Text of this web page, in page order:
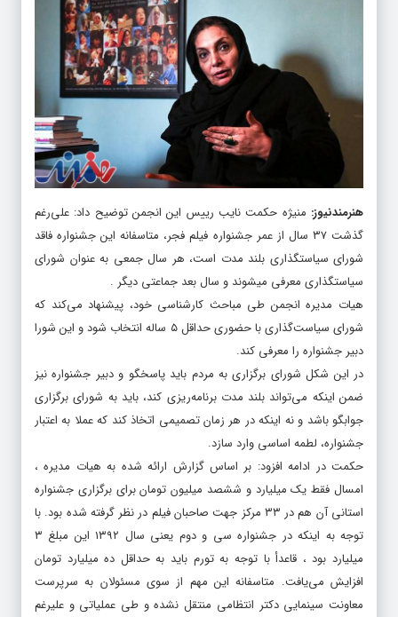
هنرمندنیوز: منیژه حکمت نایب رییس این انجمن توضیح داد: علی‌رغم
گذشت ۳۷ سال از عمر جشنواره فیلم فجر، متاسفانه این جشنواره فاقد
شورای سیاستگذاری بلند مدت است، هر سال جمعی به عنوان شورای
سیاستگذاری معرفی میشوند و سال بعد جماعتی دیگر .
هیات مدیره انجمن طی مباحث کارشناسی خود، پیشنهاد می‌کند که
شورای سیاست‌گذاری با حضوری حداقل ۵ ساله انتخاب شود و این شورا
دبیر جشنواره را معرفی کند.
در این شکل شورای برگزاری به مردم باید پاسخگو و دبیر جشنواره نیز
ضمن اینکه می‌تواند بلند مدت برنامه‌ریزی کند، باید به شورای برگزاری
جوابگو باشد و نه اینکه در هر زمان تصمیمی اتخاذ کند که عملا به اعتبار
جشنواره، لطمه اساسی وارد سازد.
حکمت در ادامه افزود: بر اساس گزارش ارائه شده به هیات مدیره ،
امسال فقط یک میلیارد و ششصد میلیون تومان برای برگزاری جشنواره
استانی آن هم در ۳۳ مرکز جهت صاحبان فیلم در نظر گرفته شده بود. با
توجه به اینکه در جشنواره سی و دوم یعنی سال ۱۳۹۲ این مبلغ ۳
میلیارد بود ، قاعدأ با توجه به تورم باید به حداقل ده میلیارد تومان
افزایش می‌یافت. متاسفانه این مهم از سوی مسئولان به سرپرست
معاونت سینمایی دکتر انتظامی منتقل نشده و طی عملیاتی و علیرغم